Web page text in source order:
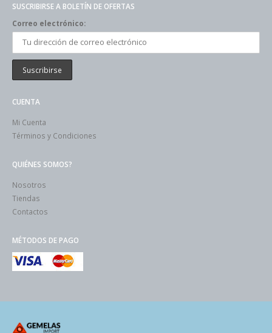
SUSCRIBIRSE A BOLETÍN DE OFERTAS
Correo electrónico:
CUENTA
Mi Cuenta
Términos y Condiciones
QUIÉNES SOMOS?
Nosotros
Tiendas
Contactos
MÉTODOS DE PAGO